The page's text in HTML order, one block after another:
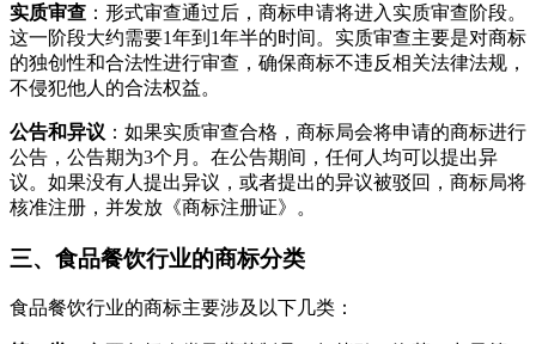
实质审查 ：形式审查通过后，商标申请将进入实质审查阶段。
这一阶段大约需要1年到1年半的时间。实质审查主要是对商标
的独创性和合法性进行审查，确保商标不违反相关法律法规，
不侵犯他人的合法权益。
公告和异议 ：如果实质审查合格，商标局会将申请的商标进行
公告，公告期为3个月。在公告期间，任何人均可以提出异
议。如果没有人提出异议，或者提出的异议被驳回，商标局将
核准注册，并发放《商标注册证》。
三、食品餐饮行业的商标分类
食品餐饮行业的商标主要涉及以下几类：